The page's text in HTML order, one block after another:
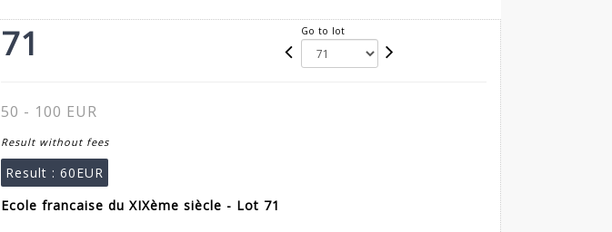
71 Go to lot
50 - 100 EUR
Result without fees
Result : 60EUR
Ecole francaise du XIXème siècle - Lot 71